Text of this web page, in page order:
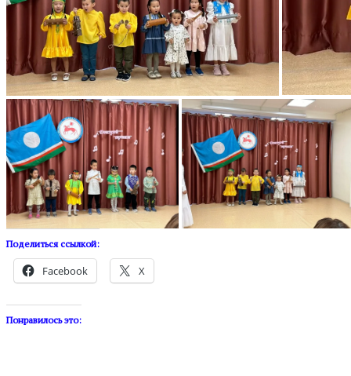
Поделиться ссылкой:
Facebook X
Понравилось это: